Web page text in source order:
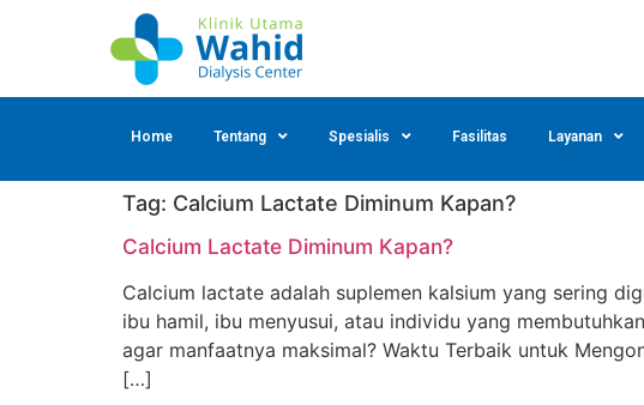
Home Tentang Spesialis Fasilitas Layanan
Tag: Calcium Lactate Diminum Kapan?
Calcium Lactate Diminum Kapan?
Calcium lactate adalah suplemen kalsium yang sering
ibu hamil, ibu menyusui, atau individu yang
agar manfaatnya maksimal? Waktu Terbaik untuk
[…]